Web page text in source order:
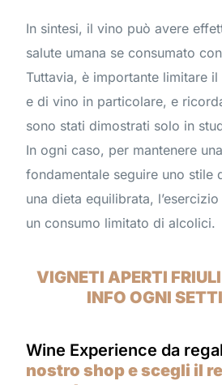
In sintesi, il vino può avere
salute umana se consumato
Tuttavia, è importante limitare
e di vino in particolare, e
sono stati dimostrati solo in
In ogni caso, per mantenere
fondamentale seguire uno stile
una dieta equilibrata,
un consumo limitato di alcolici.
VIGNETI APERTI
INFO OGNI
Wine Experience da
nostro shop e scegli il